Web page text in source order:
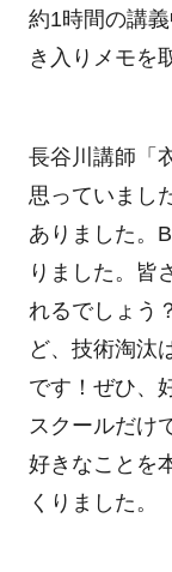
約1時間の講
き入りメモを
長谷川講師「
思っていまし
ありました。
りました。皆
れるでしょう
ど、技術淘汰
です！ぜひ、
スクールだけ
好きなことを
くりました。